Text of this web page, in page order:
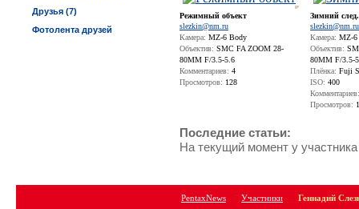
Друзья (7)
Фотолента друзей
Режимный объект
slezkin@nm.ru
Камера: MZ-6 Body
Объектив: SMC FA ZOOM 28-
80MM F/3.5-5.6
Комментариев: 4
Просмотров: 128
Зимний
slezkin@nm.ru
Камера: MZ-6
Объектив:
80MM F/3.5-
Плёнка: Fuji
ISO: 400
Комментариев:
Просмотров:
Последние статьи:
На текущий момент у
PentaxNews Участники Геннадий